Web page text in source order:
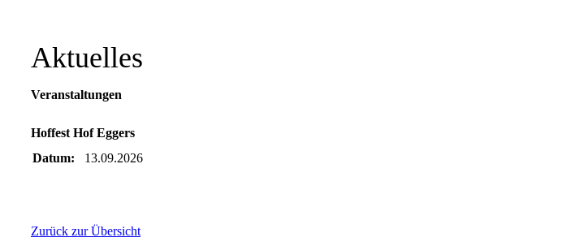
Aktuelles
Veranstaltungen
Hoffest Hof Eggers
Datum:
13.09.2026
Zurück zur Übersicht